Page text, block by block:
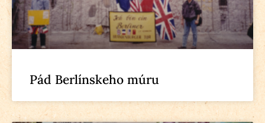
Pád Berlínskeho múru